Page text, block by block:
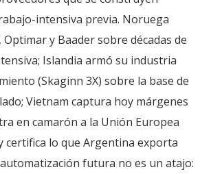
intensiva previa. Noruega
y Baader sobre décadas de
Islandia armó su industria
(Skaginn 3X) sobre la base de
Vietnam captura hoy márgenes
en camarón a la Unión Europea
certifica lo que Argentina exporta
futura no es un atajo: